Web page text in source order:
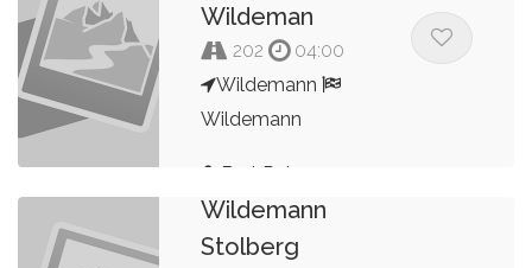
Wildeman
202
04:00
Wildemann
Wildemann
Bert Peters
2022 Harz
Wildemann
Stolberg